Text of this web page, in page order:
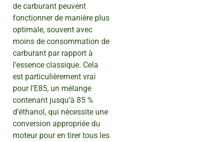
de carburant peuvent
fonctionner de manière plus
optimale, souvent avec
moins de consommation de
carburant par rapport à
l’essence classique. Cela
est particulièrement vrai
pour l’E85, un mélange
contenant jusqu’à 85 %
d’éthanol, qui nécessite une
conversion appropriée du
moteur pour en tirer tous les